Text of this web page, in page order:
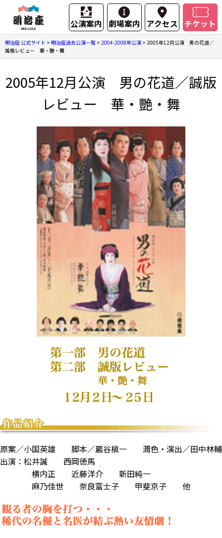
公演案内 劇場案内 アクセス チケット
明治座 公式サイト > 明治座過去公演一覧 > 2004-2008年公演 > 2005年12月公演 男の花道／
誠版レビュー 華・艷・舞
2005年12月公演 男の花道／誠版
レビュー 華・艷・舞
原案／小国英雄 脚本／巖谷槇一 潤色・演出／田中林輔
出演：松井誠 西岡徳馬
横内正 近藤洋介 新田純一
麻乃佳世 奈良富士子 甲斐京子 他